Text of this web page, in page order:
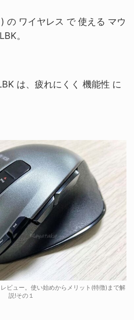
の ワイヤレス で 使える マウ
。
は、疲れにくく 機能性 に
ビュー。使い始めからメリット(特徴)まで解
説!その１